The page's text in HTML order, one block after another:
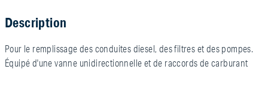
Description
Pour le remplissage des conduites diesel, des filtres et des pompes.
Équipé d'une vanne unidirectionnelle et de raccords de carburant